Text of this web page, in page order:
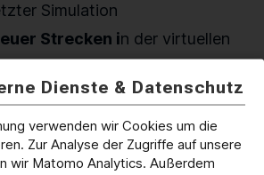
Simulation
Strecken in der virtuellen
auf einer Reihe innovativer
Dienste & Datenschutz
verwenden wir Cookies um die
Zur Analyse der Zugriffe auf unsere
wir Matomo Analytics. Außerdem